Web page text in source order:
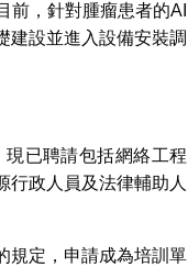
前，針對腫瘤患者的AI
建設並進入設備安裝調
現已聘請包括網絡工程
行政人員及法律輔助人
規定，申請成為培訓單